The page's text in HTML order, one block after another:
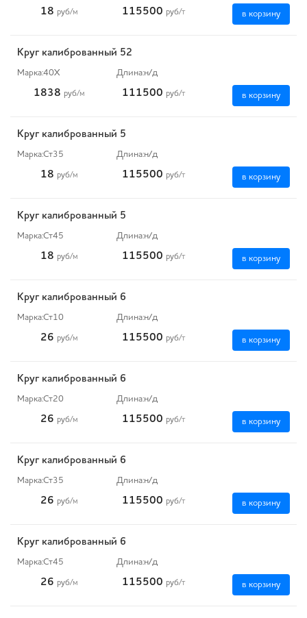
18 руб/м 115500 руб/т в корзину
Круг калиброванный 52
Марка:40Х Длина:н/д
1838 руб/м 111500 руб/т в корзину
Круг калиброванный 5
Марка:Ст35 Длина:н/д
18 руб/м 115500 руб/т в корзину
Круг калиброванный 5
Марка:Ст45 Длина:н/д
18 руб/м 115500 руб/т в корзину
Круг калиброванный 6
Марка:Ст10 Длина:н/д
26 руб/м 115500 руб/т в корзину
Круг калиброванный 6
Марка:Ст20 Длина:н/д
26 руб/м 115500 руб/т в корзину
Круг калиброванный 6
Марка:Ст35 Длина:н/д
26 руб/м 115500 руб/т в корзину
Круг калиброванный 6
Марка:Ст45 Длина:н/д
26 руб/м 115500 руб/т в корзину